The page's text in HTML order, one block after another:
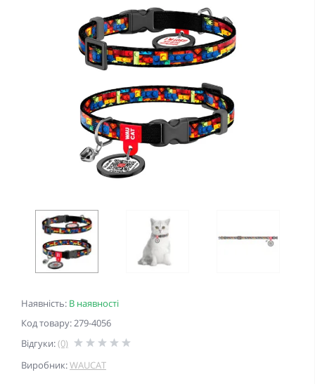
Наявність: В наявності
Код товару: 279-4056
Відгуки:(0)
Виробник:WAUCAT